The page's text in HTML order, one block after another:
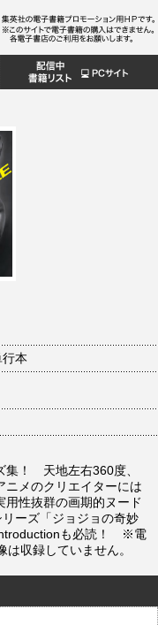
本
集！ 天地左右360度、
ニメのクリエイターには
用性抜群の画期的ヌード
ーズ「ジョジョの奇妙
も必読！ ※電
収録していません。